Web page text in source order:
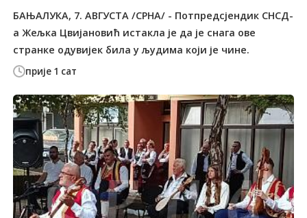
прије 1 сат
БАЊАЛУКА, 7. АВГУСТА /СРНА/ - Потпредсјендик СНСД-
а Жељка Цвијановић истакла је да је снага ове
странке одувијек била у људима који је чине.